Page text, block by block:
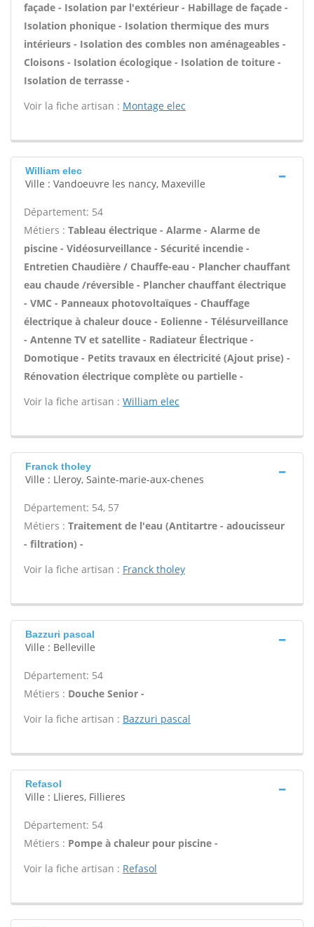
façade - Isolation par l'extérieur - Habillage de façade -
Isolation phonique - Isolation thermique des murs
intérieurs - Isolation des combles non aménageables -
Cloisons - Isolation écologique - Isolation de toiture -
Isolation de terrasse -
Voir la fiche artisan : Montage elec
William elec
Ville : Vandoeuvre les nancy, Maxeville
Département: 54
Métiers : Tableau électrique - Alarme - Alarme de
piscine - Vidéosurveillance - Sécurité incendie -
Entretien Chaudière / Chauffe-eau - Plancher chauffant
eau chaude /réversible - Plancher chauffant électrique
- VMC - Panneaux photovoltaïques - Chauffage
électrique à chaleur douce - Eolienne - Télésurveillance
- Antenne TV et satellite - Radiateur Électrique -
Domotique - Petits travaux en électricité (Ajout prise) -
Rénovation électrique complète ou partielle -
Voir la fiche artisan : William elec
Franck tholey
Ville : Lleroy, Sainte-marie-aux-chenes
Département: 54, 57
Métiers : Traitement de l'eau (Antitartre - adoucisseur
- filtration) -
Voir la fiche artisan : Franck tholey
Bazzuri pascal
Ville : Belleville
Département: 54
Métiers : Douche Senior -
Voir la fiche artisan : Bazzuri pascal
Refasol
Ville : Llieres, Fillieres
Département: 54
Métiers : Pompe à chaleur pour piscine -
Voir la fiche artisan : Refasol